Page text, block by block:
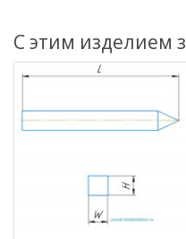
С этим изделием